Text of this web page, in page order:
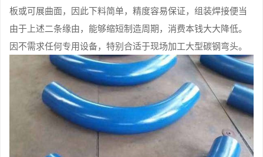
板或可展曲面，因此下料简单，精度容易保证，组装焊接便当
由于上述二条缘由，能够缩短制造周期，消费本钱大大降低。
因不需求任何专用设备，特别合适于现场加工大型碳钢弯头。